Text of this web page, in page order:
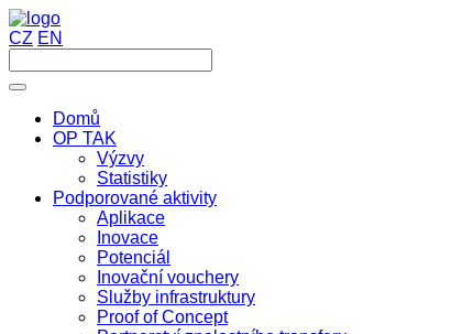
CZ EN
Domů
OP TAK
Výzvy
Statistiky
Podporované aktivity
Aplikace
Inovace
Potenciál
Inovační vouchery
Služby infrastruktury
Proof of Concept